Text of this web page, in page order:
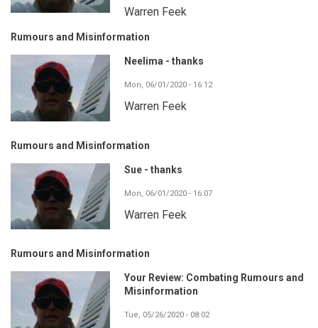
Warren Feek
Rumours and Misinformation
Neelima - thanks
Mon, 06/01/2020 - 16:12
Warren Feek
Rumours and Misinformation
Sue - thanks
Mon, 06/01/2020 - 16:07
Warren Feek
Rumours and Misinformation
Your Review: Combating Rumours and
Misinformation
Tue, 05/26/2020 - 08:02